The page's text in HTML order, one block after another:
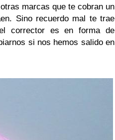
marcas que te cobran un
Sino recuerdo mal te trae
corrector es en forma de
si nos hemos salido en